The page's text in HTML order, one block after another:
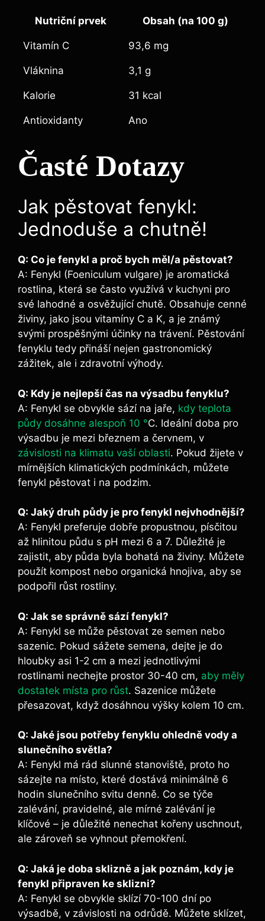
Nutriční prvek Obsah (na 100 g)
Vitamín C 93,6 mg
Vláknina 3,1 g
Kalorie 31 kcal
Antioxidanty Ano
Časté Dotazy
Jak pěstovat fenykl:
Jednoduše a chutně!
Q: Co je fenykl a proč bych měl/a pěstovat?
A: Fenykl (Foeniculum vulgare) je aromatická
rostlina, která se často využívá v kuchyni pro
své lahodné a osvěžující chutě. Obsahuje cenné
živiny, jako jsou vitamíny C a K, a je známý
svými prospěšnými účinky na trávení. Pěstování
fenyklu tedy přináší nejen gastronomický
zážitek, ale i zdravotní výhody.
Q: Kdy je nejlepší čas na výsadbu fenyklu?
A: Fenykl se obvykle sází na jaře, kdy teplota
půdy dosáhne alespoň 10 °C. Ideální doba pro
výsadbu je mezi březnem a červnem, v
závislosti na klimatu vaší oblasti. Pokud žijete v
mírnějších klimatických podmínkách, můžete
fenykl pěstovat i na podzim.
Q: Jaký druh půdy je pro fenykl nejvhodnější?
A: Fenykl preferuje dobře propustnou, písčitou
až hlinitou půdu s pH mezi 6 a 7. Důležité je
zajistit, aby půda byla bohatá na živiny. Můžete
použít kompost nebo organická hnojiva, aby se
podpořil růst rostliny.
Q: Jak se správně sází fenykl?
A: Fenykl se může pěstovat ze semen nebo
sazenic. Pokud sážete semena, dejte je do
hloubky asi 1-2 cm a mezi jednotlivými
rostlinami nechejte prostor 30-40 cm, aby měly
dostatek místa pro růst. Sazenice můžete
přesazovat, když dosáhnou výšky kolem 10 cm.
Q: Jaké jsou potřeby fenyklu ohledně vody a
slunečního světla?
A: Fenykl má rád slunné stanoviště, proto ho
sázejte na místo, které dostává minimálně 6
hodin slunečního svitu denně. Co se týče
zalévání, pravidelné, ale mírné zalévání je
klíčové – je důležité nenechat kořeny uschnout,
ale zároveň se vyhnout přemokření.
Q: Jaká je doba sklizně a jak poznám, kdy je
fenykl připraven ke sklizni?
A: Fenykl se obvykle sklízí 70-100 dní po
výsadbě, v závislosti na odrůdě. Můžete sklízet,